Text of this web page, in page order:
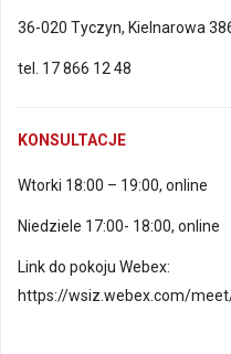
36-020 Tyczyn, Kielnarowa
tel. 17 866 12 48
KONSULTACJE
Wtorki 18:00 – 19:00, online
Niedziele 17:00- 18:00, online
Link do pokoju Webex:
https://wsiz.webex.com/